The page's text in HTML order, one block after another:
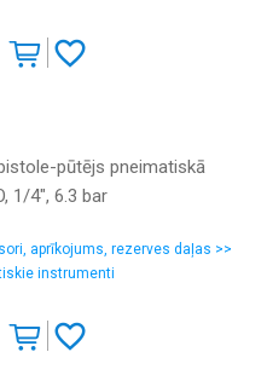
pūtējs pneimatiskā
1/4", 6.3 bar
aprīkojums, rezerves daļas >>
instrumenti